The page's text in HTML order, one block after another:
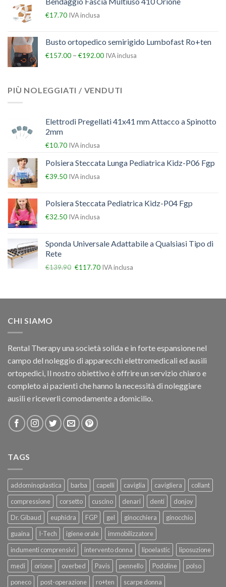
€17.70 IVA inclusa
Busto ortopedico semirigido Lumbofast Ro+ten
€157.00 – €192.00 IVA inclusa
PIÙ NOLEGGIATI / VENDUTI
Elettrodi Pregellati 41x41 mm Attacco a Spinotto
2mm
€10.70 IVA inclusa
Polsiera Steccata Lunga Pediatrica Kidz-P06 Fgp
€39.50 IVA inclusa
Polsiera Steccata Pediatrica Kidz-P04 Fgp
€32.50 IVA inclusa
Sponda Universale Adattabile a Qualsiasi Tipo di
Rete
€139.90 €117.70 IVA inclusa
CHI SIAMO
Rental Therapy una società solida e in forte espansione nel
campo del noleggio di apparecchi elettromedicali ed ausili
ortopedici, Il nostro obiettivo è offrire un servizio chiaro e
completo ai pazienti che hanno la necessità di noleggiare
ausili e riceverli comodamente a domicilio.
TAGS
addominoplastica barba capelli caviglia cavigliera
collant
compressione
corsetto cuscino denari denti
donjoy
Dr. Gibaud
euphidra FGP gel ginocchiera
ginocchio
guaina
I-Tech igiene orale
immobilizzatore
indumenti comprensivi
intervento donna lipoelastic
liposuzione
medi
orione overbed Pavis pennello Podoline
polso
poneco
post-operazione ro+ten
scarpe donna